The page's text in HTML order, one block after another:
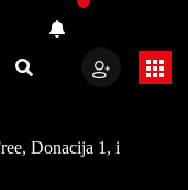
Donacija 1, i